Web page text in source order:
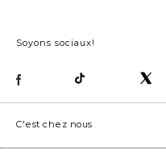
Soyons sociaux!
C'est chez nous